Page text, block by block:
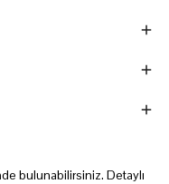
bulunabilirsiniz. Detaylı